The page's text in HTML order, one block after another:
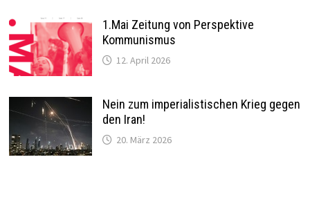
1.Mai Zeitung von Perspektive
Kommunismus
12. April 2026
Nein zum imperialistischen Krieg gegen
den Iran!
20. März 2026